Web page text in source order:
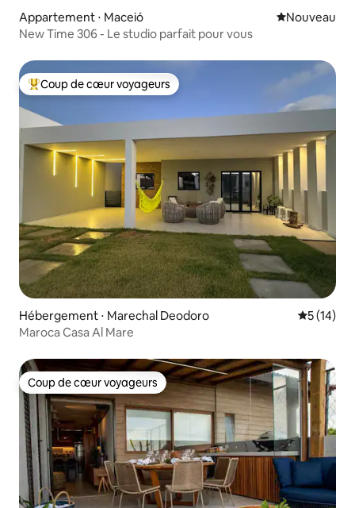
Appartement ⋅ Maceió Nouvel
Nouveau
New Time 306 - Le studio parfait pour vous
Coups de cœur voyageurs les plus appréciés
Coup de cœur voyageurs
Hébergement ⋅ Marechal Deodoro
5 (14)
Maroca Casa Al Mare
Coup de cœur voyageurs
Coup de cœur voyageurs